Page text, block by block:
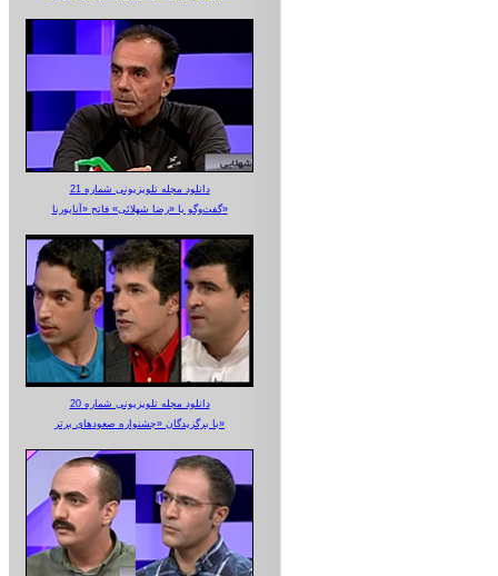
دانلود مجله تلویزیونی شماره 21
گفت‌وگو با «رضا شهلائی» فاتح «آناپورنا»
دانلود مجله تلویزیونی شماره 20
با برگزیدگان «جشنواره صعودهای برتر»